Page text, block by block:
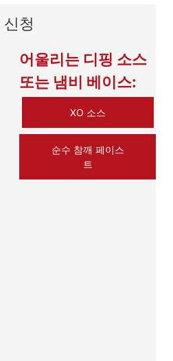
신청
어울리는 디핑 소스
또는 냄비 베이스:
XO 소스
순수 참깨 페이스
트